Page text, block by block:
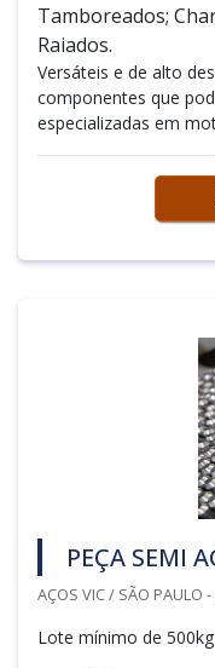
Tamboreados;
Raiados.
Versáteis e de alto
componentes que
especializadas em
PEÇA SEMI
AÇOS VIC / SÃO PAULO -
Lote mínimo de 500kg